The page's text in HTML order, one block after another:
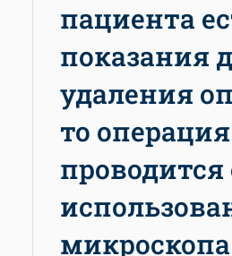
пациента
показания
удаления
то операция
проводится